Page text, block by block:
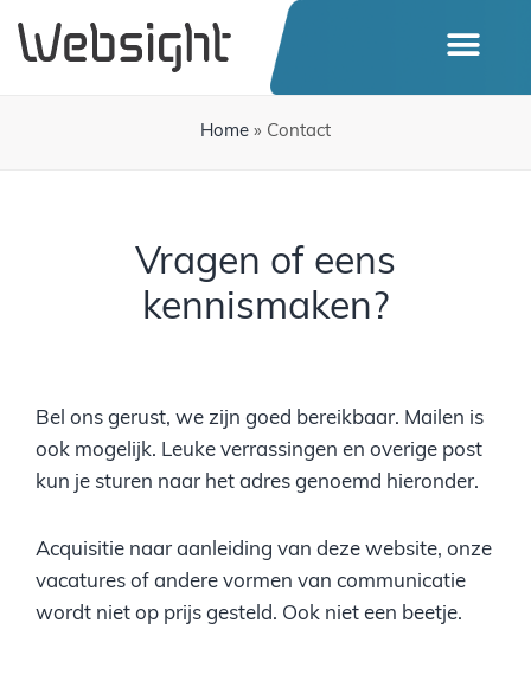
Home » Contact
Vragen of eens
kennismaken?
Bel ons gerust, we zijn goed bereikbaar. Mailen is
ook mogelijk. Leuke verrassingen en overige post
kun je sturen naar het adres genoemd hieronder.
Acquisitie naar aanleiding van deze website, onze
vacatures of andere vormen van communicatie
wordt niet op prijs gesteld. Ook niet een beetje.